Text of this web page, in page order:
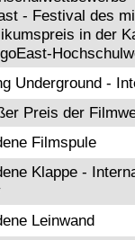
- Festival des
in der
Underground -
Preis der
Filmspule
Klappe -
Leinwand